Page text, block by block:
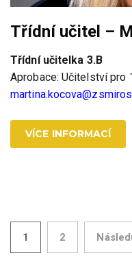
Třídní učitel –
Třídní učitelka 3.B
Aprobace: Učitelství pro
VÍCE INFORMACÍ
Stránkování
1 2